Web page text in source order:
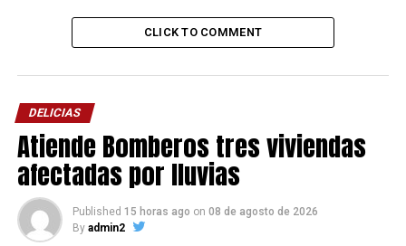
CLICK TO COMMENT
DELICIAS
Atiende Bomberos tres viviendas
afectadas por lluvias
Published 15 horas ago on 08 de agosto de 2026
By admin2